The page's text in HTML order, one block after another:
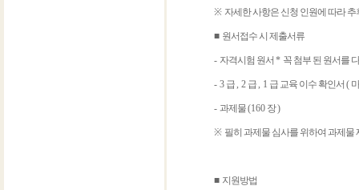
※ 자세한 사항은 신청 인원에 따라 추
■ 원서접수 시 제출서류
- 자격시험 원서 * 꼭 첨부 된 원서를
- 3 급, 2 급, 1 급 교육 이수 확인서 (
- 과제물(160 장)
※ 필히 과제물 심사를 위하여 과제
■ 지원방법